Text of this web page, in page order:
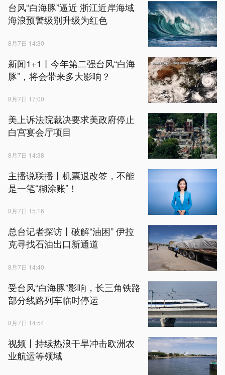
台风“白海豚”逼近 浙江近岸海域
海浪预警级别升级为红色
8月7日 14:30
新闻1+1丨今年第二强台风“白海
豚”，将会带来多大影响？
8月7日 17:00
美上诉法院裁决要求美政府停止
白宫宴会厅项目
8月7日 14:38
主播说联播丨机票退改签，不能
是一笔“糊涂账”！
8月7日 15:16
总台记者探访丨破解“油困” 伊拉
克寻找石油出口新通道
8月7日 14:40
受台风“白海豚”影响，长三角铁路
部分线路列车临时停运
8月7日 14:54
视频丨持续热浪干旱冲击欧洲农
业航运等领域